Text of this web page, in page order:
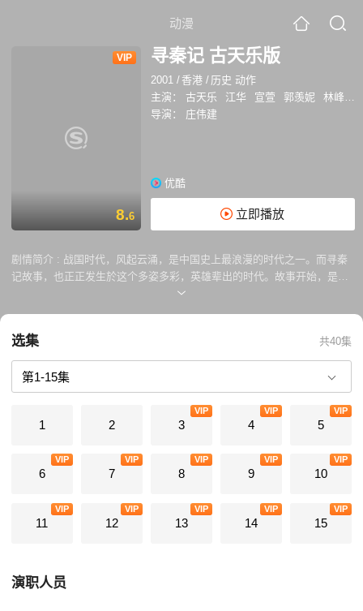
动漫
VIP
8.6
寻秦记 古天乐版
2001 / 香港 / 历史 动作
主演：
古天乐 江华 宣萱 郭羡妮 林峰
导演：
庄伟建
优酷
立即播放
剧情简介 : 战国时代，风起云涌，是中国史上最浪漫的时代之一。而寻秦
记故事，也正正发生於这个多姿多彩，英雄辈出的时代。故事开始，是在
廿一世纪的未来世界，特种部队精英项少龙，机智过人，身手不凡，被选
实验者。项少龙展开他的划时代的旅程，回到二千多年前，亦即是战国时
代的中国，秦王嬴政登基那年的咸阳城。岂料时空穿梭机突然发生故障，
项少龙被送至秦王嬴政登基前一年的赵国。项少龙孤身流落赵国，为了可
以回到未来，决意不顾一切，也要找到当时尚未继位，仍在赵国被软禁，
过著质子生活的嬴政，助其建立一番伟大功业。项少龙千辛万苦，前往赵
都邯郸寻找嬴政，途中因相助赵国畜牧大王乌氏家将陶方，击退马贼灰，
客连晋妒忌。赵王知悉魏国信陵君得到了鲁国巧匠公输般造武器的精密图
<鲁公秘录，为了防止魏国成厉害武器侵赵.表面上派项少龙护送三公主赵
秘录。项少龙成功盗取<鲁公秘录逃离魏国，返抵邯郸，因立下大功，备
不韦为了巩固其势力，乃命项少龙设法把朱姬、嬴政母子救回秦国。项少
选集 共40集
1 2 3
VIP
4
VIP
5
VIP
6
VIP
7
VIP
8
VIP
9
VIP
10
VIP
11
VIP
12
VIP
13
VIP
14
VIP
15
VIP
演职人员